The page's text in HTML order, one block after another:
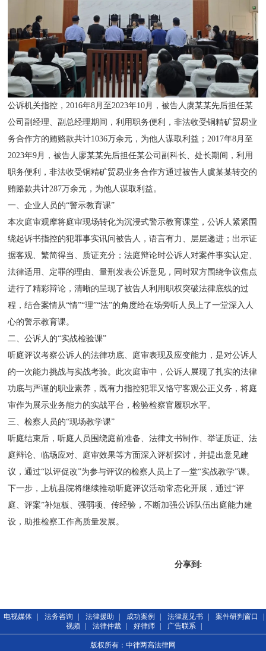
公诉机关指控，2016年8月至2023年10月，被告人虞某某先后担任某
公司副经理、副总经理期间，利用职务便利，非法收受铜精矿贸易业
务合作方的贿赂款共计1036万余元，为他人谋取利益；2017年8月至
2023年9月，被告人廖某某先后担任某公司副科长、处长期间，利用
职务便利，非法收受铜精矿贸易业务合作方通过被告人虞某某转交的
贿赂款共计287万余元，为他人谋取利益。
一、企业人员的“警示教育课”
本次庭审观摩将庭审现场转化为沉浸式警示教育课堂，公诉人紧紧围
绕起诉书指控的犯罪事实讯问被告人，语言有力、层层递进；出示证
据客观、繁简得当、质证充分；法庭辩论时公诉人对案件事实认定、
法律适用、定罪的理由、量刑发表公诉意见，同时双方围绕争议焦点
进行了精彩辩论，清晰的呈现了被告人利用职权突破法律底线的过
程，结合案情从“情”“理”“法”的角度给在场旁听人员上了一堂深入人
心的警示教育课。
二、公诉人的“实战检验课”
听庭评议考察公诉人的法律功底、庭审表现及应变能力，是对公诉人
的一次能力挑战与实战考验。此次庭审中，公诉人展现了扎实的法律
功底与严谨的职业素养，既有力指控犯罪又恪守客观公正义务，将庭
审作为展示业务能力的实战平台，检验检察官履职水平。
三、检察人员的“现场教学课”
听庭结束后，听庭人员围绕庭前准备、法律文书制作、举证质证、法
庭辩论、临场应对、庭审效果等方面深入评析探讨，并提出意见建
议，通过“以评促改”为参与评议的检察人员上了一堂“实战教学”课。
下一步，上杭县院将继续推动听庭评议活动常态化开展，通过“评
庭、评案”补短板、强弱项、传经验，不断加强公诉队伍出庭能力建
设，助推检察工作高质量发展。
分享到:
电视媒体 法务咨询 法律援助 成功案例 法律意见书 案件研判窗口
视频
法律仲裁 好律师 广告联系
版权所有：中律两高法律网